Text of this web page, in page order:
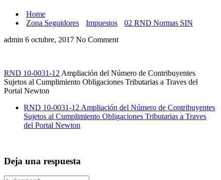
Home
Zona Seguidores
Impuestos
02 RND Normas SIN
admin 6 octubre, 2017 No Comment
RND 10-0031-12 Ampliación del Número de Contribuyentes
Sujetos al Cumplimiento Obligaciones Tributarias a Traves del
Portal Newton
RND 10-0031-12 Ampliación del Número de Contribuyentes
Sujetos al Cumplimiento Obligaciones Tributarias a Traves
del Portal Newton
Deja una respuesta